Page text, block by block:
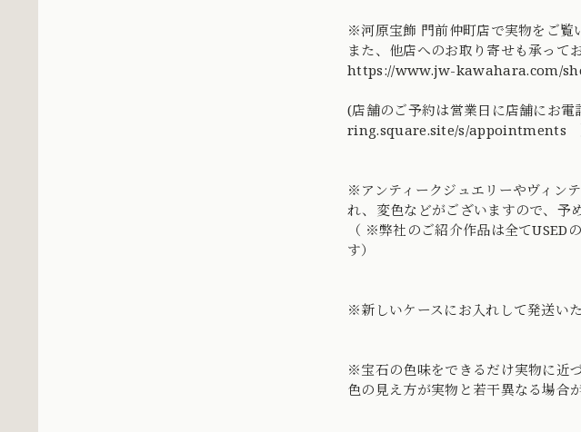
※河原宝飾 門前仲町店で実物をご覧
また、他店へのお取り寄せも承って
https://www.jw-kawahara.com/
(店舗のご予約は営業日に店舗にお
ring.square.site/s/appointments
※アンティークジュエリーやヴィン
れ、変色などがございますので、予
（ ※弊社のご紹介作品は全てUSED
す）
※新しいケースにお入れして発送いた
※宝石の色味をできるだけ実物に近
色の見え方が実物と若干異なる場合